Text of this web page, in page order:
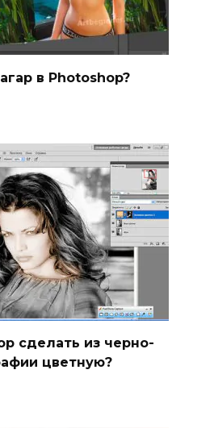
в Photoshop?
сделать из черно-
цветную?